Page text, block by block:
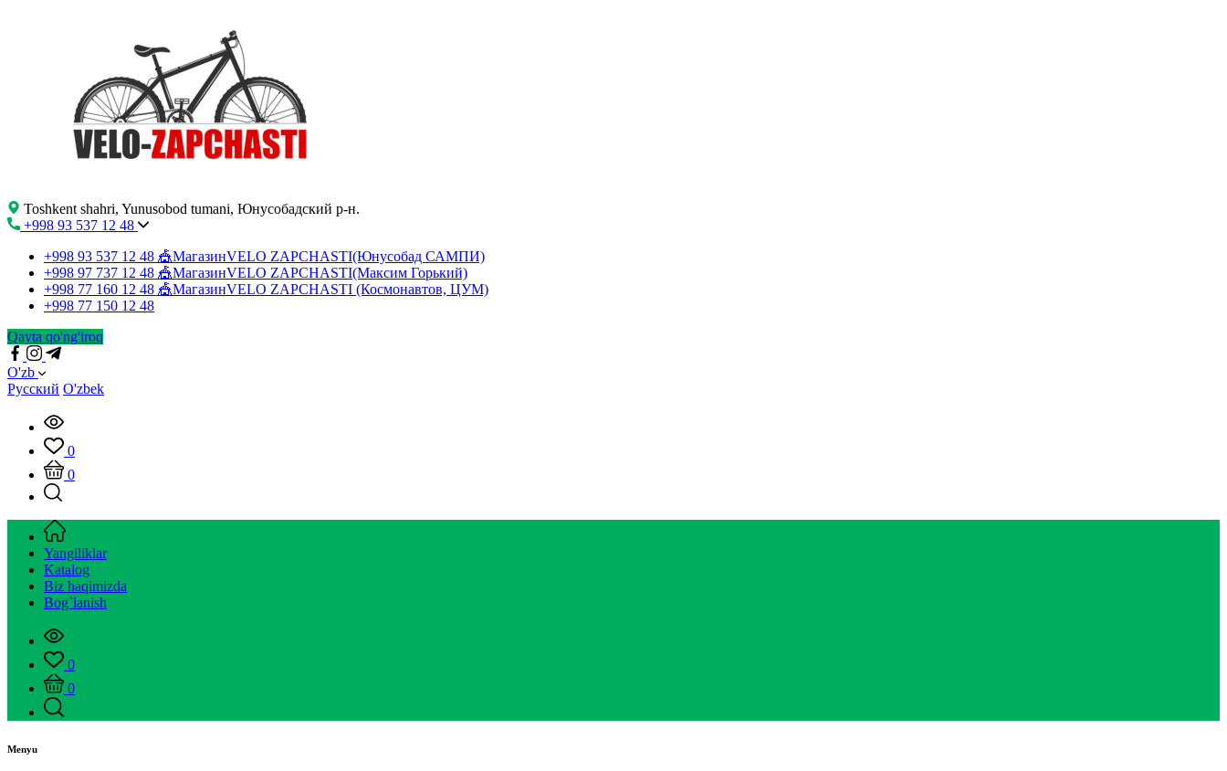
Toshkent shahri, Yunusobod tumani, Юнусобадский р-н.
+998 93 537 12 48
+998 93 537 12 48 🎪МагазинVELO ZAPCHASTI(Юнусобад САМПИ)
+998 97 737 12 48 🎪МагазинVELO ZAPCHASTI(Максим Горький)
+998 77 160 12 48 🎪МагазинVELO ZAPCHASTI (Космонавтов, ЦУМ)
+998 77 150 12 48
Qayta qo'ng'iroq
O'zb
Русский O'zbek
0
0
Yangiliklar
Katalog
Biz haqimizda
Bog`lanish
0
0
Menyu